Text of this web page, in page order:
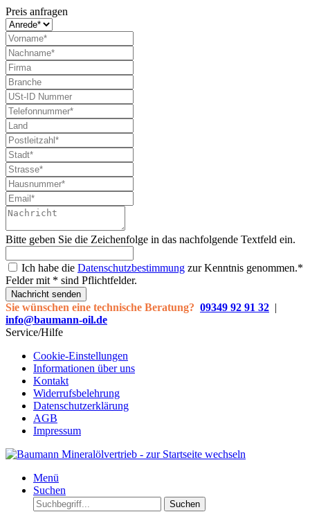
Preis anfragen
Bitte geben Sie die Zeichenfolge in das nachfolgende Textfeld ein.
Ich habe die Datenschutzbestimmung zur Kenntnis genommen.*
Felder mit * sind Pflichtfelder.
Nachricht senden
Sie wünschen eine technische Beratung? 09349 92 91 32 |
info@baumann-oil.de
Service/Hilfe
Cookie-Einstellungen
Informationen über uns
Kontakt
Widerrufsbelehrung
Datenschutzerklärung
AGB
Impressum
Menü
Suchen
Suchen